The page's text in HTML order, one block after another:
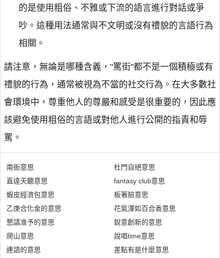
的是使用粗俗、不雅或下流的語言進行對話或爭
吵。這種用法通常與不文明或沒有禮貌的言語行為
相關。
請注意，無論是哪種含義，"罵街"都不是一個積極或有
禮貌的行為，通常被視為不當的社交行為。在大多數社
會環境中，尊重他人的尊嚴和感受是很重要的，因此應
該避免使用粗俗的言語或對他人進行公開的指責和辱
罵。
南衙意思
直達天聽意思
蝦皮經濟包意思
乙庚合化金的意思
懇請准予的意思
爬山意思
連語的意思
杜門自絕意思
fantasy club意思
板著臉意思
花氣渾如百合香意思
銳意創新的意思
說唱time意思
差點有是什麼意思